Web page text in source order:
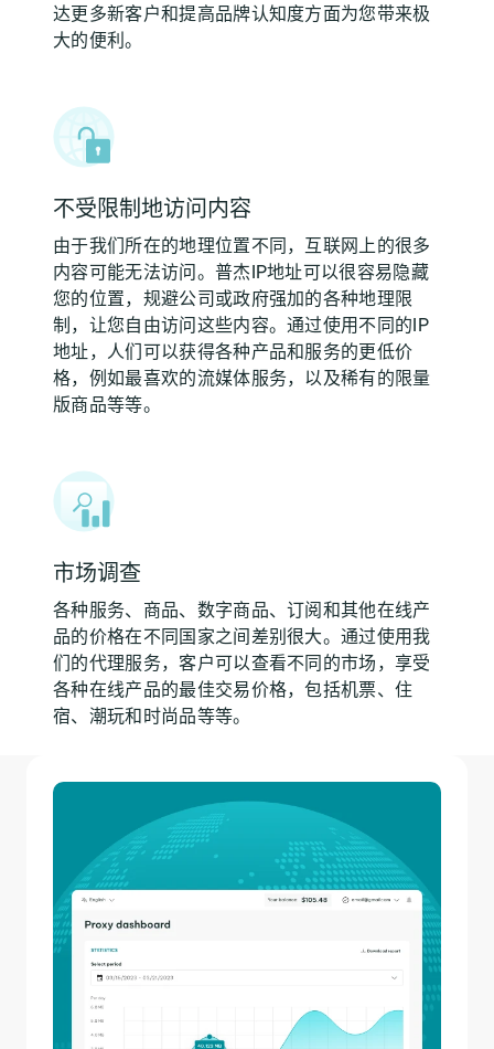
达更多新客户和提高品牌认知度方面为您带来极
大的便利。
不受限制地访问内容
由于我们所在的地理位置不同，互联网上的很多
内容可能无法访问。普杰IP地址可以很容易隐藏
您的位置，规避公司或政府强加的各种地理限
制，让您自由访问这些内容。通过使用不同的IP
地址，人们可以获得各种产品和服务的更低价
格，例如最喜欢的流媒体服务，以及稀有的限量
版商品等等。
市场调查
各种服务、商品、数字商品、订阅和其他在线产
品的价格在不同国家之间差别很大。通过使用我
们的代理服务，客户可以查看不同的市场，享受
各种在线产品的最佳交易价格，包括机票、住
宿、潮玩和时尚品等等。